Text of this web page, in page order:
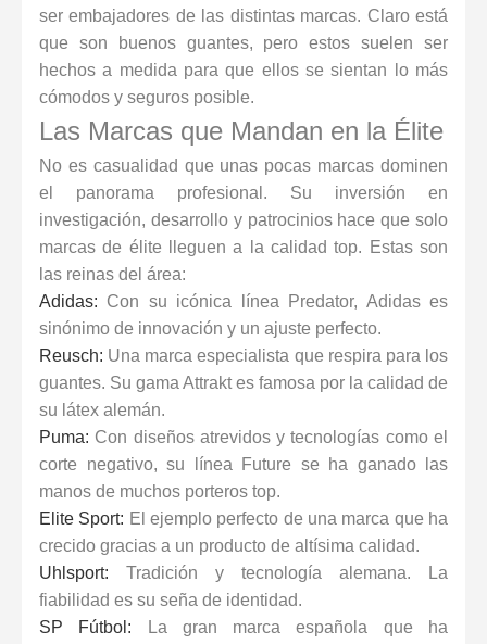
ser embajadores de las distintas marcas. Claro está
que son buenos guantes, pero estos suelen ser
hechos a medida para que ellos se sientan lo más
cómodos y seguros posible.
Las Marcas que Mandan en la Élite
No es casualidad que unas pocas marcas dominen
el panorama profesional. Su inversión en
investigación, desarrollo y patrocinios hace que solo
marcas de élite lleguen a la calidad top. Estas son
las reinas del área:
Adidas: Con su icónica línea Predator, Adidas es
sinónimo de innovación y un ajuste perfecto.
Reusch: Una marca especialista que respira para los
guantes. Su gama Attrakt es famosa por la calidad de
su látex alemán.
Puma: Con diseños atrevidos y tecnologías como el
corte negativo, su línea Future se ha ganado las
manos de muchos porteros top.
Elite Sport: El ejemplo perfecto de una marca que ha
crecido gracias a un producto de altísima calidad.
Uhlsport: Tradición y tecnología alemana. La
fiabilidad es su seña de identidad.
SP Fútbol: La gran marca española que ha